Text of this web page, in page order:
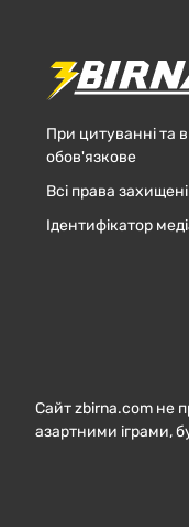
При цитуванні та
обов'язкове
Всі права
Ідентифікатор
Сайт zbirna.com не
азартними іграми,